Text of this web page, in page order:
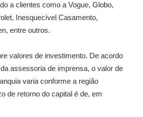
a clientes como a Vogue, Globo,
Inesquecível Casamento,
entre outros.
valores de investimento. De acordo
assessoria de imprensa, o valor de
varia conforme a região
de retorno do capital é de, em